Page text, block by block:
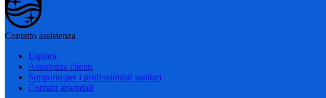
Contatto assistenza
Esplora
Assistenza clienti
Supporto per i professionisti sanitari
Contatti aziendali